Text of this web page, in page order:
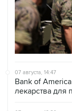
07 августа, 14:47
Bank of
лекарства для